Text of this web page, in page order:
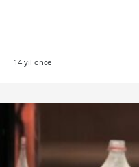
14 yıl önce